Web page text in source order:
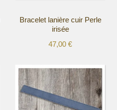
Bracelet lanière cuir Perle
irisée
47,00€
plusieurs
variations.
Les